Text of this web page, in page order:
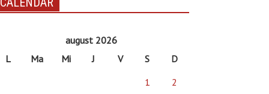
august 2026
L
Ma Mi J V S
D
1
2